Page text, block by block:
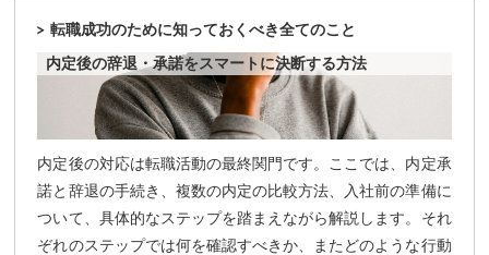
転職成功のために知っておくべき全てのこと
内定後の辞退・承諾をスマートに決断する方法
内定後の対応は転職活動の最終関門です。ここでは、内定承
諾と辞退の手続き、複数の内定の比較方法、入社前の準備に
ついて、具体的なステップを踏まえながら解説します。それ
ぞれのステップでは何を確認すべきか、またどのような行動